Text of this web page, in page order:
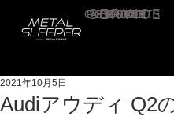
HOME
CONCEPT
SERVICE
ABOUT US
BLOG
PRICE
CONTACT
RECRUIT
Audiアウディ Q2
2021年10月5日